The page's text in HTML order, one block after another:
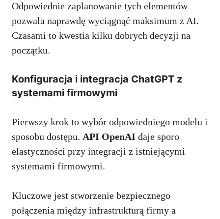
Odpowiednie zaplanowanie tych elementów
pozwala naprawdę wyciągnąć maksimum z AI.
Czasami to kwestia kilku dobrych decyzji na
początku.
Konfiguracja i integracja ChatGPT z
systemami firmowymi
Pierwszy krok to wybór odpowiedniego modelu i
sposobu dostępu. API OpenAI daje sporo
elastyczności przy integracji z istniejącymi
systemami firmowymi.
Kluczowe jest stworzenie bezpiecznego
połączenia między infrastrukturą firmy a